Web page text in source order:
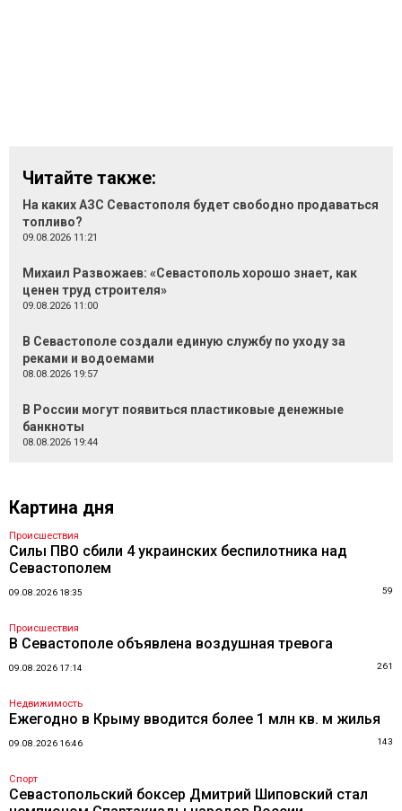
Читайте также:
На каких АЗС Севастополя будет свободно продаваться
топливо?
09.08.2026 11:21
Михаил Развожаев: «Севастополь хорошо знает, как
ценен труд строителя»
09.08.2026 11:00
В Севастополе создали единую службу по уходу за
реками и водоемами
08.08.2026 19:57
В России могут появиться пластиковые денежные
банкноты
08.08.2026 19:44
Картина дня
Происшествия
Силы ПВО сбили 4 украинских беспилотника над
Севастополем
09.08.2026 18:35 59
Происшествия
В Севастополе объявлена воздушная тревога
09.08.2026 17:14 261
Недвижимость
Ежегодно в Крыму вводится более 1 млн кв. м жилья
09.08.2026 16:46 143
Спорт
Севастопольский боксер Дмитрий Шиповский стал